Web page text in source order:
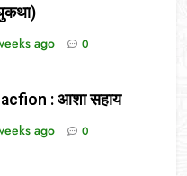
ago 0
: आशा सहाय
ago 0